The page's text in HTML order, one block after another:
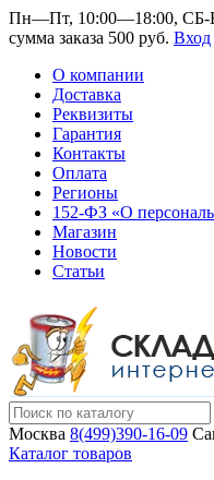
Пн—Пт, 10:00—18:00, СБ-
сумма заказа 500 руб. Вход
О компании
Доставка
Реквизиты
Гарантия
Контакты
Оплата
Регионы
152-ФЗ «О
Магазин
Новости
Статьи
Москва 8(499)390-16-09
Каталог товаров